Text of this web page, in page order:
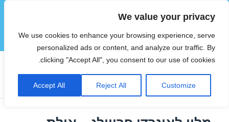
We value your privacy
We use cookies to enhance your browsing experience, serve
personalized ads or content, and analyze our traffic. By
clicking "Accept All", you consent to our use of cookies.
Customize
Reject All
Accept All
הוטצימר
תפריטים
ווידג'טים
תגית:מלונות באילת בדצמבר